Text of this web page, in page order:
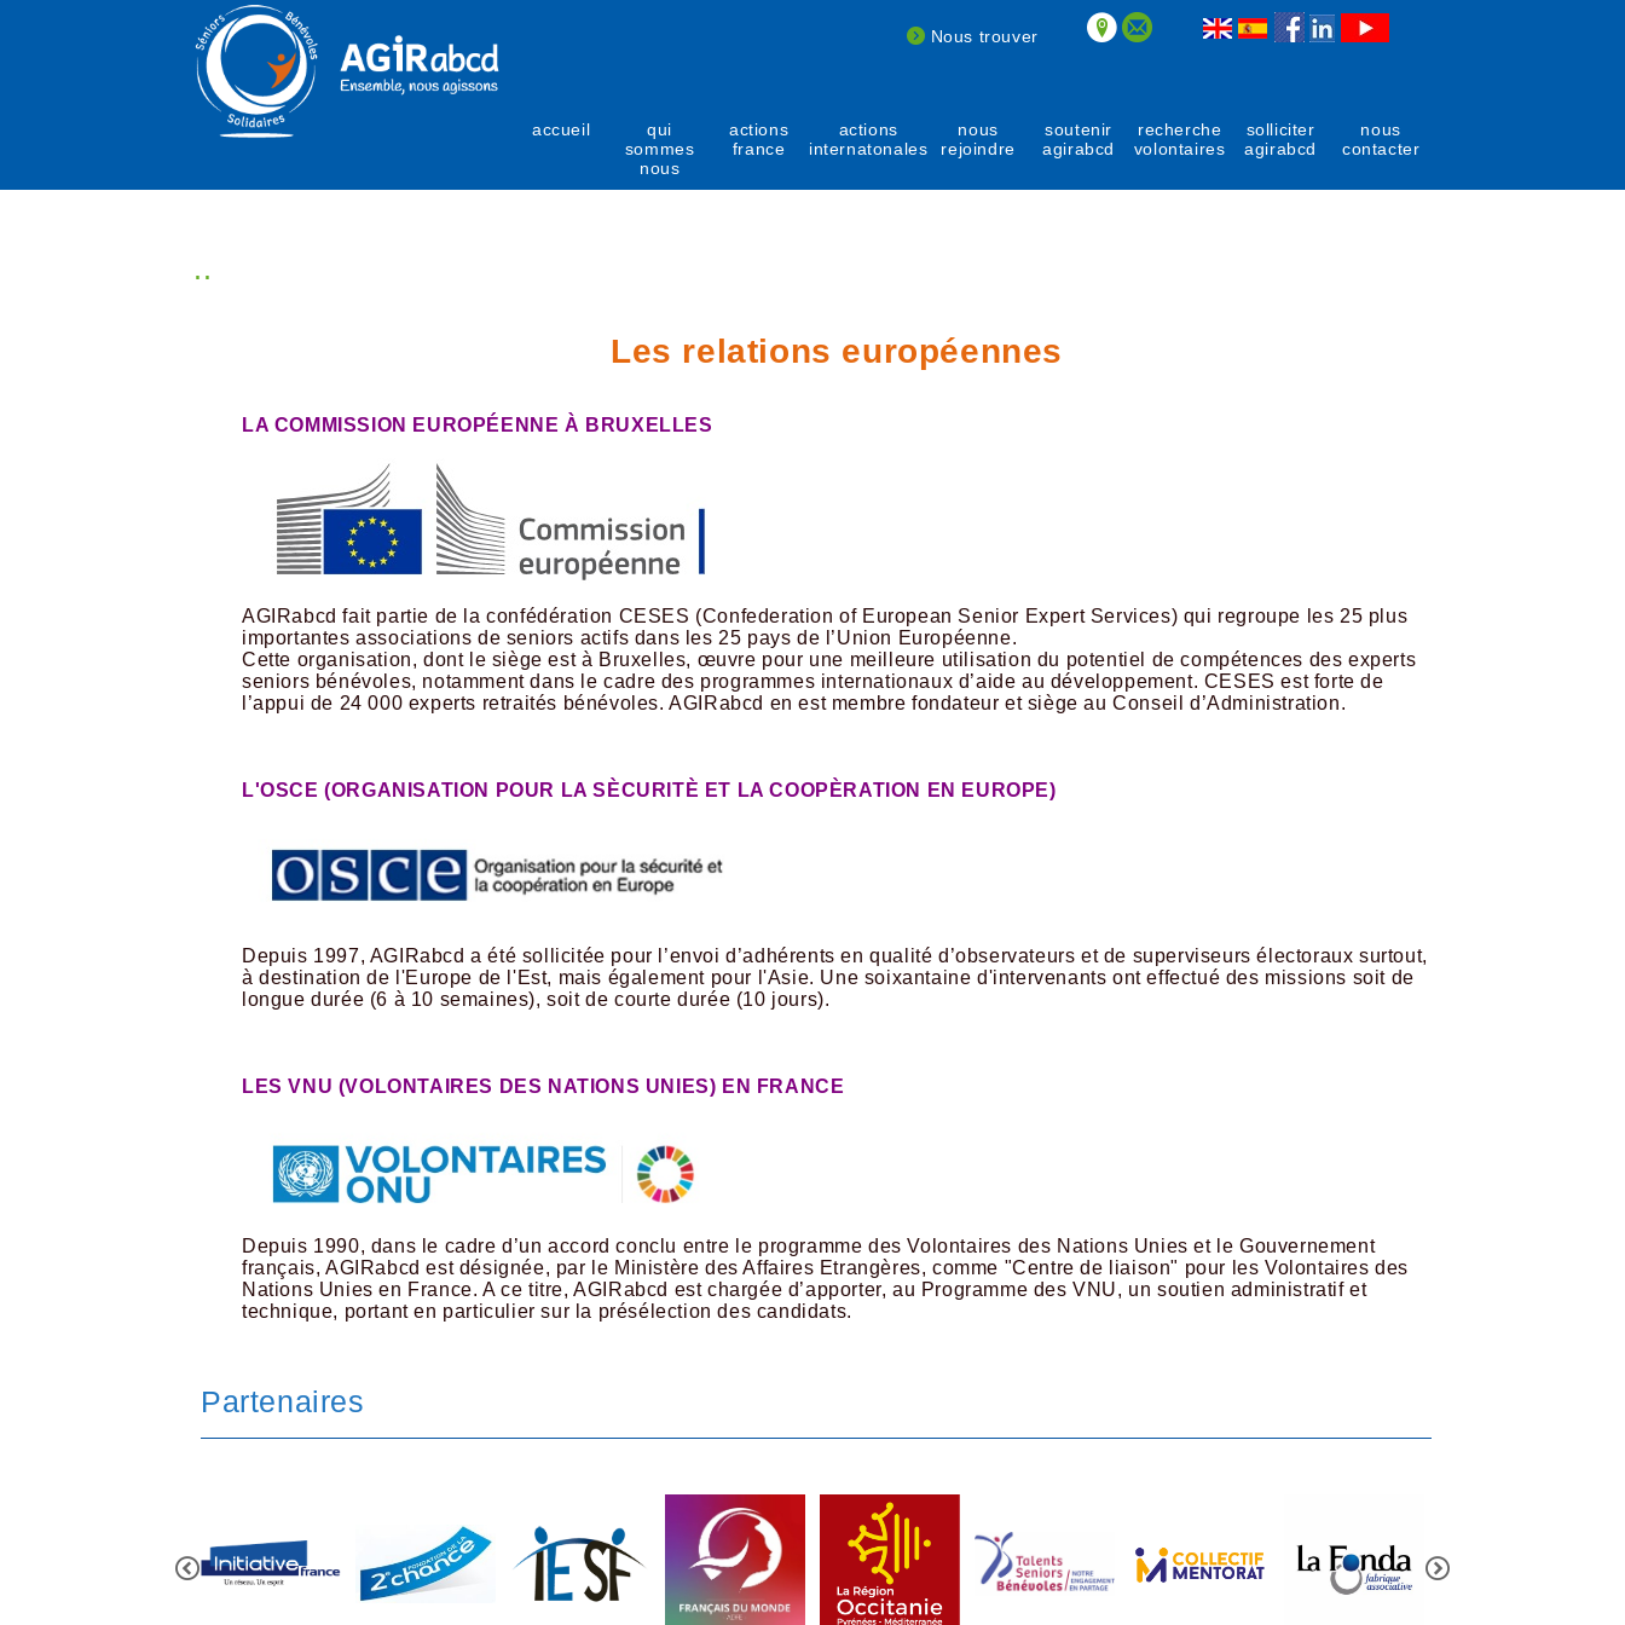
Nous trouver
accueil
qui
sommes
nous
actions
france
actions
internatonales
nous
rejoindre
soutenir
agirabcd
recherche
volontaires
solliciter
agirabcd
nous
contacter
..
Les relations européennes
LA COMMISSION EUROPÉENNE À BRUXELLES
AGIRabcd fait partie de la confédération CESES (Confederation of European Senior Expert Services) qui regroupe les 25 plus
importantes associations de seniors actifs dans les 25 pays de l’Union Européenne.
Cette organisation, dont le siège est à Bruxelles, œuvre pour une meilleure utilisation du potentiel de compétences des experts
seniors bénévoles, notamment dans le cadre des programmes internationaux d’aide au développement. CESES est forte de
l’appui de 24 000 experts retraités bénévoles. AGIRabcd en est membre fondateur et siège au Conseil d’Administration.
L'OSCE (ORGANISATION POUR LA SÈCURITÈ ET LA COOPÈRATION EN EUROPE)
Depuis 1997, AGIRabcd a été sollicitée pour l’envoi d’adhérents en qualité d’observateurs et de superviseurs électoraux surtout,
à destination de l'Europe de l'Est, mais également pour l'Asie. Une soixantaine d'intervenants ont effectué des missions soit de
longue durée (6 à 10 semaines), soit de courte durée (10 jours).
LES VNU (VOLONTAIRES DES NATIONS UNIES) EN FRANCE
Depuis 1990, dans le cadre d’un accord conclu entre le programme des Volontaires des Nations Unies et le Gouvernement
français, AGIRabcd est désignée, par le Ministère des Affaires Etrangères, comme "Centre de liaison" pour les Volontaires des
Nations Unies en France. A ce titre, AGIRabcd est chargée d’apporter, au Programme des VNU, un soutien administratif et
technique, portant en particulier sur la présélection des candidats.
Partenaires